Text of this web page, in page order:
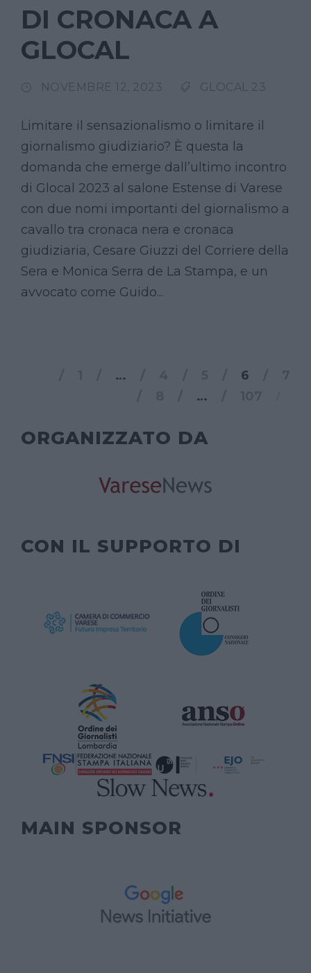
DI CRONACA A
GLOCAL
NOVEMBRE 12, 2023 GLOCAL 23
Limitare il sensazionalismo o limitare il
giornalismo giudiziario? È questa la
domanda che emerge dall’ultimo incontro
di Glocal 2023 al salone Estense di Varese
con due nomi importanti del giornalismo a
cavallo tra cronaca nera e cronaca
giudiziaria, Cesare Giuzzi del Corriere della
Sera e Monica Serra de La Stampa, e un
avvocato come Guido...
… 6
…
ORGANIZZATO DA
CON IL SUPPORTO DI
MAIN SPONSOR